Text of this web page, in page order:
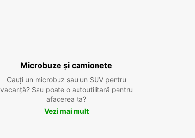
Microbuze și camionete
Cauți un microbuz sau un SUV pentru
vacanță? Sau poate o autoutilitară pentru
afacerea ta?
Vezi mai mult